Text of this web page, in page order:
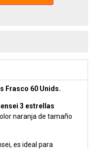
Frasco 60 Unids.
3 estrellas
naranja de tamaño
es ideal para